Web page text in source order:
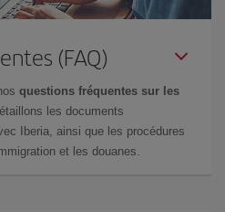
(FAQ)
questions fréquentes sur les
les documents
Iberia, ainsi que les procédures
et les douanes.